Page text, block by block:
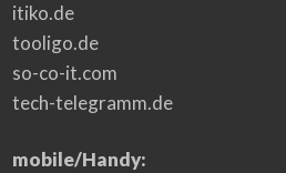
itiko.de
tooligo.de
so-co-it.com
tech-telegramm.de
mobile/Handy: